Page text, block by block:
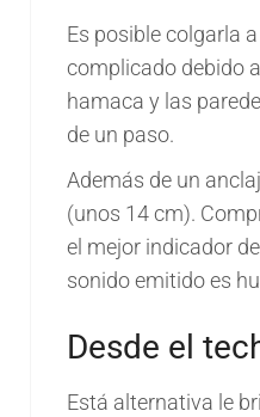
Es posible colgarla
complicado debido
hamaca y las
de un paso.
Además de un
(unos 14 cm).
el mejor indicador
sonido emitido es
Desde el
Está alternativa le